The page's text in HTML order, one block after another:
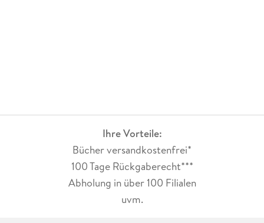
Ihre Vorteile:
Bücher versandkostenfrei*
100 Tage Rückgaberecht***
Abholung in über 100 Filialen
uvm.